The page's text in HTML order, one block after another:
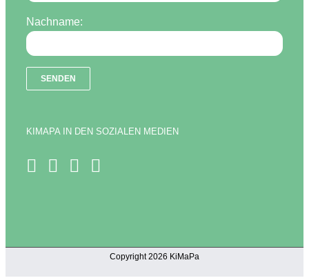
Nachname:
KIMAPA IN DEN SOZIALEN MEDIEN
Copyright 2026 KiMaPa